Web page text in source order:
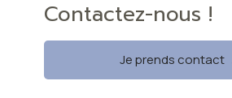
Contactez-nous !
Je prends contact